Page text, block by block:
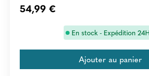
54,99 €
En stock - Expédition